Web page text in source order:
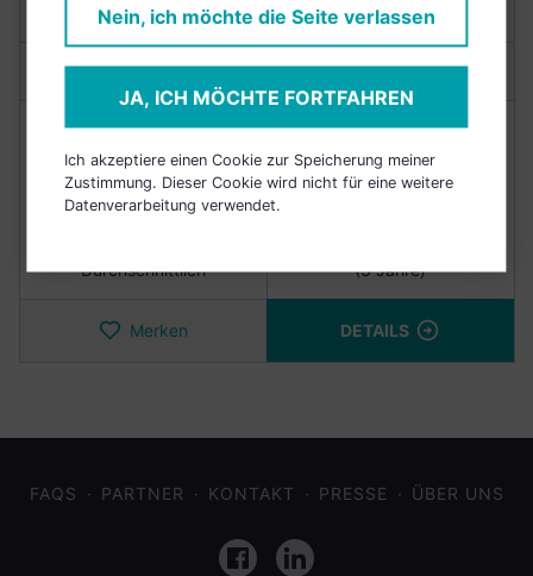
IE00BG0J4957
Anlagetyp:ETFs
NACHHALTIGKEIT
6/10Punkte
Durchschnittlich
RENDITE
(3 Jahre)
Merken DETAILS
FAQS PARTNER KONTAKT PRESSE ÜBER UNS
FacebookLinkedIn
Nein, ich möchte die Seite verlassen
JA, ICH MÖCHTE FORTFAHREN
Ich akzeptiere einen Cookie zur Speicherung meiner
Zustimmung. Dieser Cookie wird nicht für eine weitere
Datenverarbeitung verwendet.